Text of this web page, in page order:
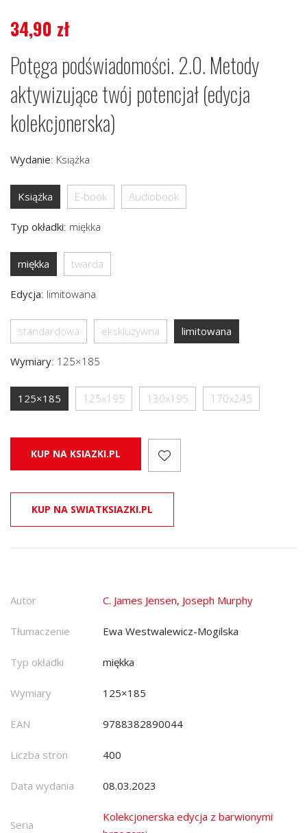
34,90 zł
Potęga podświadomości. 2.0. Metody
aktywizujące twój potencjał (edycja
kolekcjonerska)
Wydanie: Książka
Książka E-book Audiobook
Typ okładki: miękka
miękka twarda
Edycja: limitowana
standardowa ekskluzywna limitowana
Wymiary: 125×185
125×185 125x195 130x195 170x245
KUP NA KSIAZKI.PL
KUP NA SWIATKSIAZKI.PL
Autor C. James Jensen, Joseph Murphy
Tłumaczenie Ewa Westwalewicz-Mogilska
Typ okładki miękka
Wymiary 125×185
EAN 9788382890044
Liczba stron 400
Data wydania 08.03.2023
Seria
Kolekcjonerska edycja z barwionymi